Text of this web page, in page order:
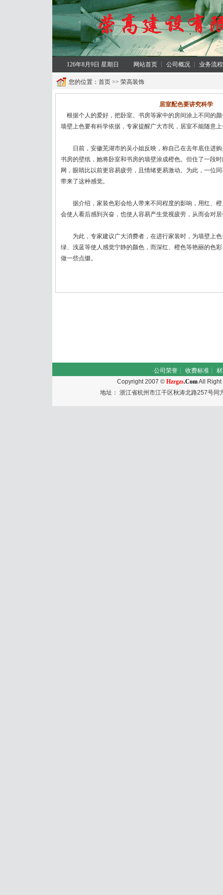
126年8月9日 星期日 网站首页 ┊ 公司概况 ┊ 业务流程
您的位置： 首页 >> 荣高装饰
居室配色要讲究科学
根据个人的爱好，把卧室、书房等家中的房间涂上不同的
墙壁上色要有科学依据，专家提醒广大市民，居室不能随意上
日前，安徽芜湖市的吴小姐反映，称自己在去年底住进购
书房的壁纸，她将卧室和书房的墙壁涂成橙色。但住了一段
网，眼睛比以前更容易疲劳，且情绪更易激动。为此，一位
带来了这种感觉。
据介绍，家装色彩会给人带来不同程度的影响，用红、橙
会使人看后感到兴奋，也使人容易产生觉视疲劳，从而会对
为此，专家建议广大消费者，在进行家装时，为墙壁上色
绿、浅蓝等使人感觉宁静的颜色，而深红、橙色等艳丽的色
做一些点缀。
公司荣誉┊ 收费标准┊
Copyright 2007 © Hzrgzs.ComAll
地址： 浙江省杭州市江干区秋涛北路257号